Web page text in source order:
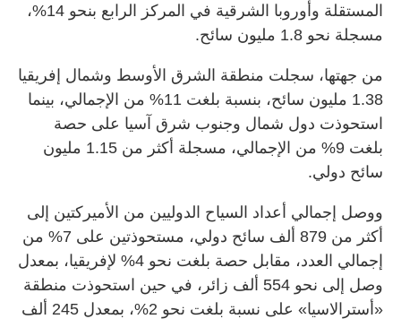
المستقلة وأوروبا الشرقية في المركز الرابع بنحو 14%،
مسجلة نحو 1.8 مليون سائح.
من جهتها، سجلت منطقة الشرق الأوسط وشمال إفريقيا
1.38 مليون سائح، بنسبة بلغت 11% من الإجمالي، بينما
استحوذت دول شمال وجنوب شرق آسيا على حصة
بلغت 9% من الإجمالي، مسجلة أكثر من 1.15 مليون
سائح دولي.
ووصل إجمالي أعداد السياح الدوليين من الأميركتين إلى
أكثر من 879 ألف سائح دولي، مستحوذتين على 7% من
إجمالي العدد، مقابل حصة بلغت نحو 4% لإفريقيا، بمعدل
وصل إلى نحو 554 ألف زائر، في حين استحوذت منطقة
«أسترالاسيا» على نسبة بلغت نحو 2%، بمعدل 245 ألف